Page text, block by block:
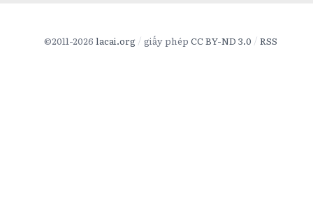
©2011-2026 lacai.org giấy phép CC BY-ND 3.0 RSS